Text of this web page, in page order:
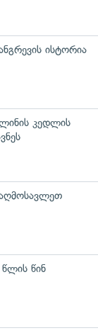
ისტორია
კედლის
წინ